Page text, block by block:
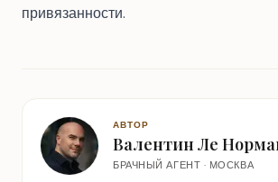
привязанности.
АВТОР
Валентин Ле
БРАЧНЫЙ АГЕНТ · МОСКВА